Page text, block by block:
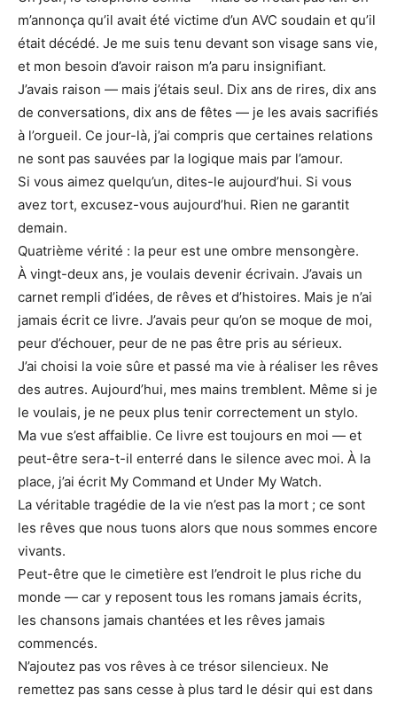
m’annonça qu’il avait été victime d’un AVC soudain et qu’il
était décédé. Je me suis tenu devant son visage sans vie,
et mon besoin d’avoir raison m’a paru insignifiant.
J’avais raison — mais j’étais seul. Dix ans de rires, dix ans
de conversations, dix ans de fêtes — je les avais sacrifiés
à l’orgueil. Ce jour-là, j’ai compris que certaines relations
ne sont pas sauvées par la logique mais par l’amour.
Si vous aimez quelqu’un, dites-le aujourd’hui. Si vous
avez tort, excusez-vous aujourd’hui. Rien ne garantit
demain.
Quatrième vérité : la peur est une ombre mensongère.
À vingt-deux ans, je voulais devenir écrivain. J’avais un
carnet rempli d’idées, de rêves et d’histoires. Mais je n’ai
jamais écrit ce livre. J’avais peur qu’on se moque de moi,
peur d’échouer, peur de ne pas être pris au sérieux.
J’ai choisi la voie sûre et passé ma vie à réaliser les rêves
des autres. Aujourd’hui, mes mains tremblent. Même si je
le voulais, je ne peux plus tenir correctement un stylo.
Ma vue s’est affaiblie. Ce livre est toujours en moi — et
peut-être sera-t-il enterré dans le silence avec moi. À la
place, j’ai écrit My Command et Under My Watch.
La véritable tragédie de la vie n’est pas la mort ; ce sont
les rêves que nous tuons alors que nous sommes encore
vivants.
Peut-être que le cimetière est l’endroit le plus riche du
monde — car y reposent tous les romans jamais écrits,
les chansons jamais chantées et les rêves jamais
commencés.
N’ajoutez pas vos rêves à ce trésor silencieux. Ne
remettez pas sans cesse à plus tard le désir qui est dans